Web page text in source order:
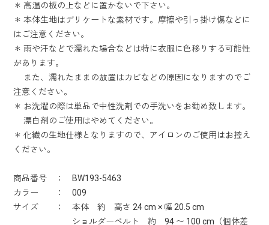
＊ 高温の板の上などに置かないで下さい。
＊ 本体生地はデリケートな素材です。摩擦や引っ掛け傷などに
はご注意ください。
＊ 雨や汗などで濡れた場合などは特に衣服に色移りする可能性
があります。
また、濡れたままの放置はカビなどの原因になりますのでご
注意ください。
＊ お洗濯の際は単品で中性洗剤での手洗いをお勧め致します。
漂白剤のご使用はやめてください。
＊ 化繊の生地仕様となりますので、アイロンのご使用はお控え
ください。
商品番号 ： BW193-5463
カラー ： 009
サイズ ： 本体 約 高さ 24 cm × 幅 20.5 cm
ショルダーベルト 約 94 〜 100 cm（個体差